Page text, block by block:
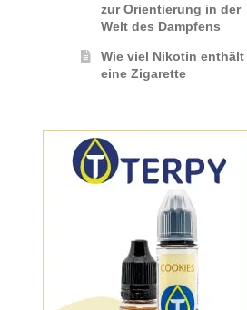
zur Orientierung in der
Welt des Dampfens
Wie viel Nikotin enthält
eine Zigarette